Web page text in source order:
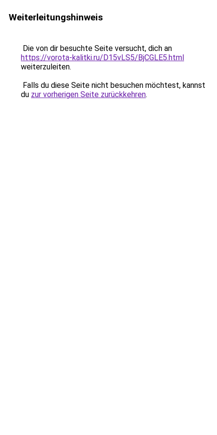
Weiterleitungshinweis
Die von dir besuchte Seite versucht, dich an
https://vorota-kalitki.ru/D15vLS5/BjCGLE5.html
weiterzuleiten.
Falls du diese Seite nicht besuchen möchtest, kannst
du zur vorherigen Seite zurückkehren.